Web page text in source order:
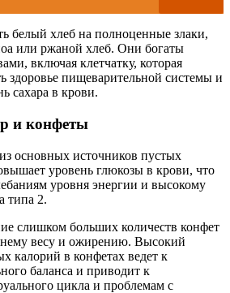
белый хлеб на полноценные злаки,
или ржаной хлеб. Они богаты
включая клетчатку, которая
здоровье пищеварительной системы и
сахара в крови.
и конфеты
основных источников пустых
уровень глюкозы в крови, что
уровня энергии и высокому
типа 2.
слишком больших количеств конфет
весу и ожирению. Высокий
калорий в конфетах ведет к
баланса и приводит к
цикла и проблемам с